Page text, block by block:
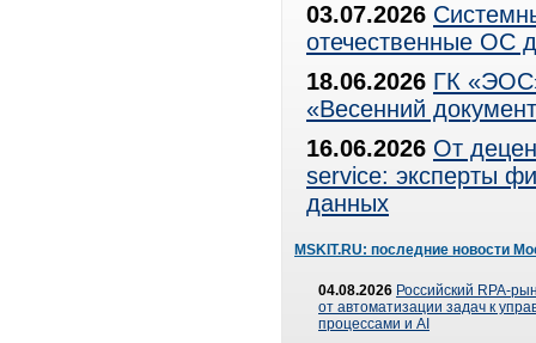
03.07.2026
отечественные ОС
18.06.2026 ГК
«Весенний
16.06.2026 От
service: эксперты
данных
MSKIT.RU: последние новости
04.08.2026 Российский RPA-
от автоматизации задач к
процессами и AI